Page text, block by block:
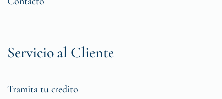
Servicio al Cliente
Tramita tu credito